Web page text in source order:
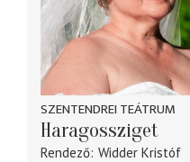
SZENTENDREI TEÁTRUM
Haragossziget
Rendező Widder Kristóf